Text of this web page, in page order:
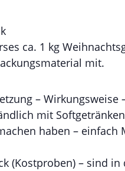
ca. 1 kg
mit.
–
mit
haben –
(Kostproben) – sind